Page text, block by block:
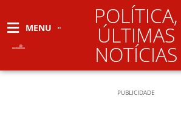
MENU POLÍTICA,
ÚLTIMAS
NOTÍCIAS
PUBLICIDADE